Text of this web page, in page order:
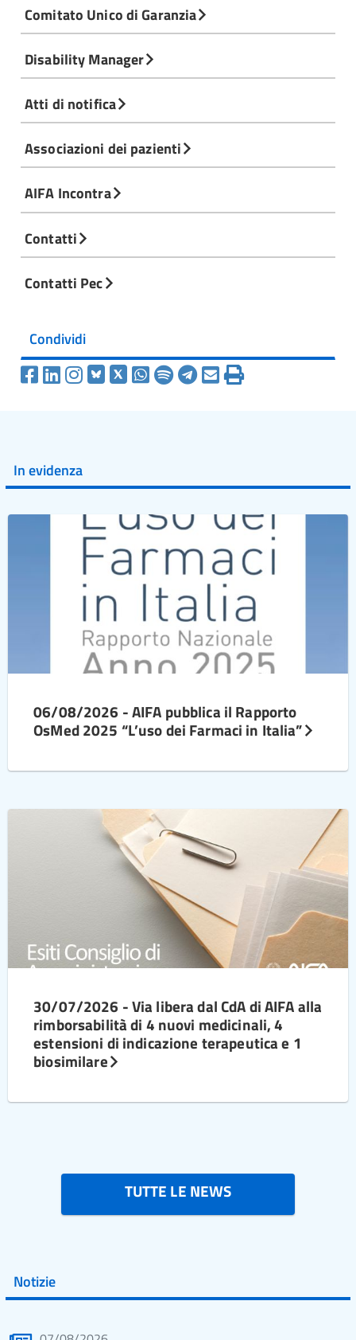
Comitato Unico di Garanzia
Disability Manager
Atti di notifica
Associazioni dei pazienti
AIFA Incontra
Contatti
Contatti Pec
Condividi
In evidenza
06/08/2026 - AIFA pubblica il Rapporto
OsMed 2025 “L’uso dei Farmaci in Italia”
30/07/2026 - Via libera dal CdA di AIFA alla
rimborsabilità di 4 nuovi medicinali, 4
estensioni di indicazione terapeutica e 1
biosimilare
TUTTE LE NEWS
Notizie